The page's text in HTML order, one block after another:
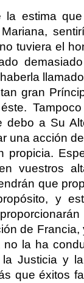
la estima
tuviera el
gran
debo a Su
una acción
propicia.
vuestros
que
y
de
no la ha
la Justicia y
que éxitos